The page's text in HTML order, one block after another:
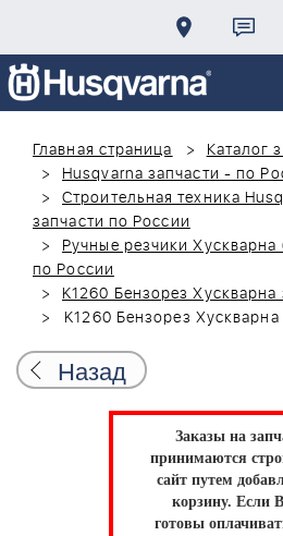
Главная страница
Каталог
Husqvarna запчасти - по
Строительная техника
запчасти по России
Ручные резчики
по России
K1260 Бензорез
K1260 Бензорез
Назад
Заказы на
принимаются
сайт путем
корзину. Если
готовы